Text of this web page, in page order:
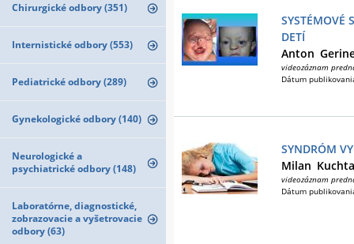
Chirurgické odbory (351)
Internistické odbory (553)
Pediatrické odbory (289)
Gynekologické odbory (140)
Neurologické a
psychiatrické odbory (148)
Laboratórne, diagnostické,
zobrazovacie a vyšetrovacie
odbory (63)
SYSTÉMOVÉ
DETÍ
Anton
videozáznam
Dátum
SYNDRÓM
Milan Kuchta
videozáznam
Dátum